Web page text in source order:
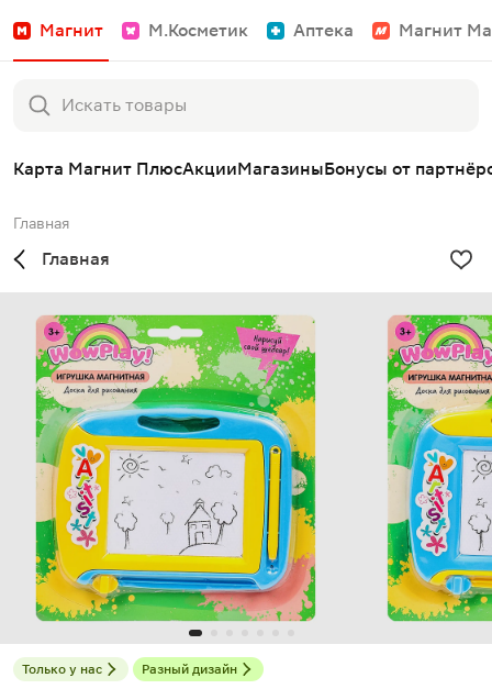
Магнит М.Косметик Аптека Магнит
Карта Магнит ПлюсАкцииМагазиныБонусы от
Главная
Главная
Только у нас Разный дизайн